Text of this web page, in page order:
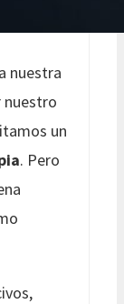
nuestra
nuestro
un
. Pero